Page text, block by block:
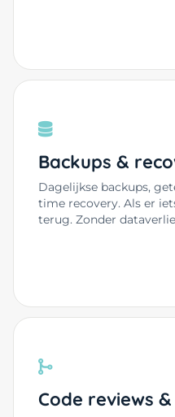
Backups &
Dagelijkse backups,
time recovery. Als er
terug. Zonder
Code reviews &